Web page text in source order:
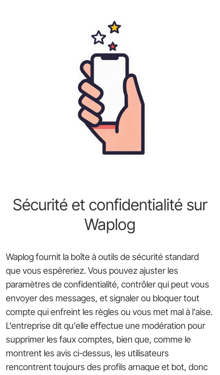
Sécurité et confidentialité sur
Waplog
Waplog fournit la boîte à outils de sécurité standard
que vous espéreriez. Vous pouvez ajuster les
paramètres de confidentialité, contrôler qui peut vous
envoyer des messages, et signaler ou bloquer tout
compte qui enfreint les règles ou vous met mal à l'aise.
L'entreprise dit qu'elle effectue une modération pour
supprimer les faux comptes, bien que, comme le
montrent les avis ci-dessus, les utilisateurs
rencontrent toujours des profils arnaque et bot, donc